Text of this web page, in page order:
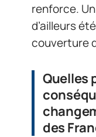
renforce.
d’ailleurs
couverture
Quelles
des